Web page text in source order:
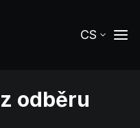
CS
odběru